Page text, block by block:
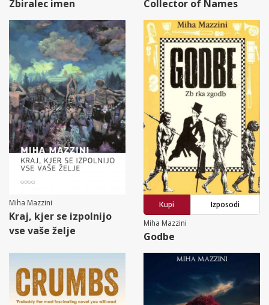
Zbiralec imen Collector of Names
Miha Mazzini
Kraj, kjer se izpolnijo
vse vaše želje
Kupi
Izposodi
Miha Mazzini
Godbe